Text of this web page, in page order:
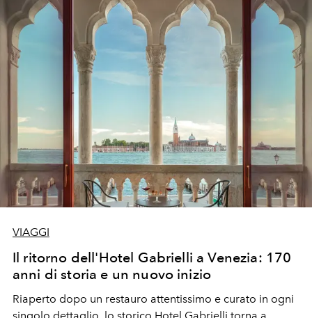
VIAGGI
Il ritorno dell'Hotel Gabrielli a Venezia: 170
anni di storia e un nuovo inizio
Riaperto dopo un restauro attentissimo e curato in ogni